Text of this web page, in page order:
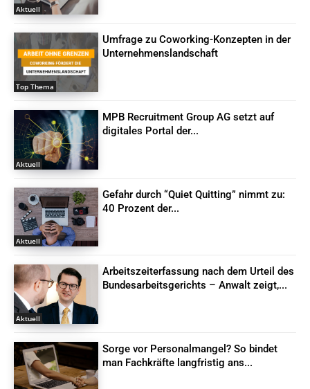
Aktuell
Top Thema
Umfrage zu Coworking-Konzepten in der
Unternehmenslandschaft
Aktuell
MPB Recruitment Group AG setzt auf
digitales Portal der...
Aktuell
Gefahr durch “Quiet Quitting” nimmt zu:
40 Prozent der...
Aktuell
Arbeitszeiterfassung nach dem Urteil des
Bundesarbeitsgerichts – Anwalt zeigt,...
Sorge vor Personalmangel? So bindet
man Fachkräfte langfristig ans...